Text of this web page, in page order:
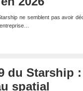
ne semblent pas avoir
du Starship
spatial